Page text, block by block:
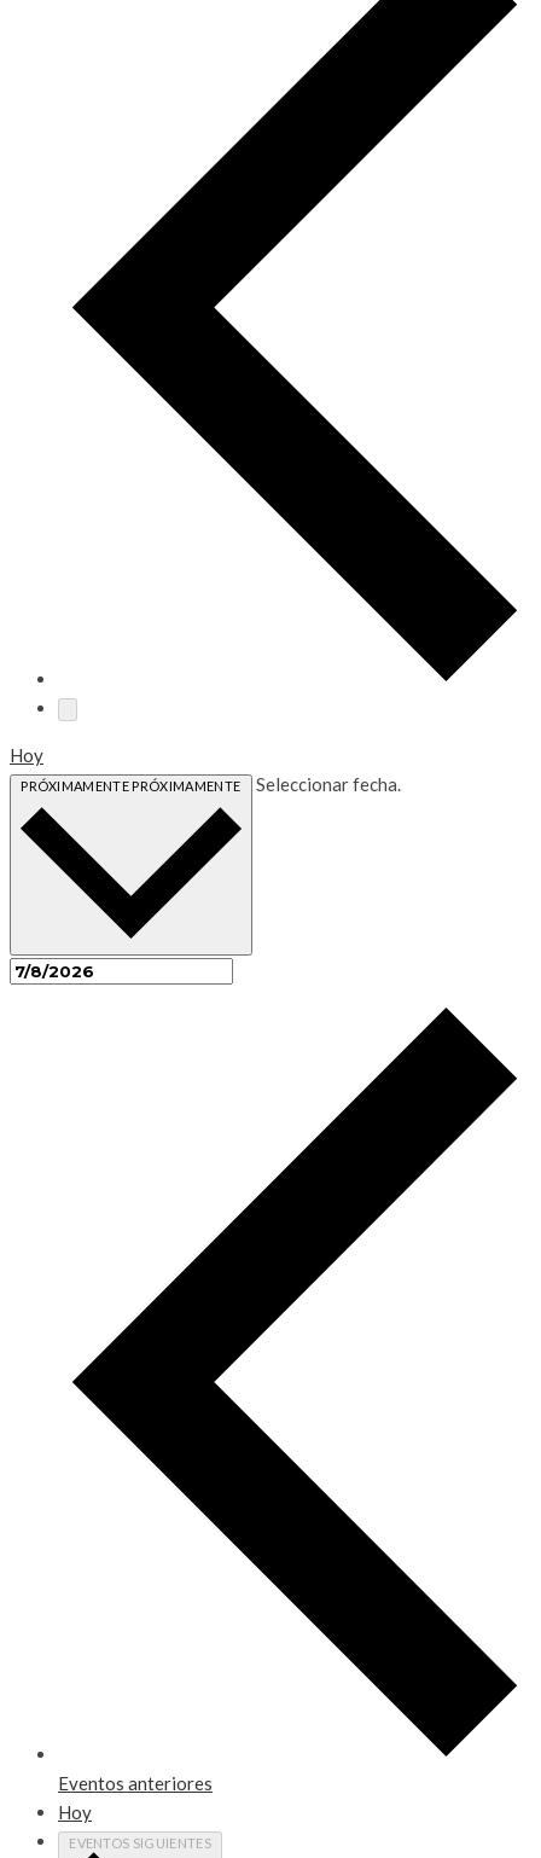
Hoy
PRÓXIMAMENTE PRÓXIMAMENTE Seleccionar fecha.
Eventos anteriores
Hoy
EVENTOS SIGUIENTES